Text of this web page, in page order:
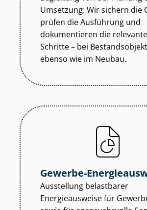
Umsetzung: Wir sichern die
prüfen die Ausführung und
dokumentieren die
Schritte – bei
ebenso wie im Neubau.
Gewerbe-
Ausstellung belastbarer
Energieausweise für